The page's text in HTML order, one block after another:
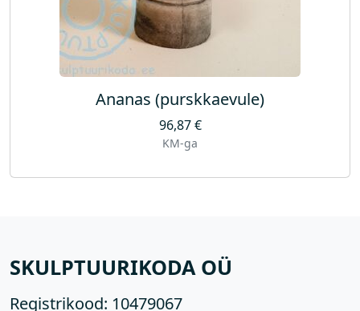
Ananas (purskkaevule)
96,87€
KM-ga
SKULPTUURIKODA OÜ
Registrikood: 10479067